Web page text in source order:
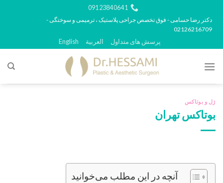
محتوا
09123840641
دکتر رضا حسامی - فوق تخصص جراحی پلاستیک ، ترمیمی و سوختگی -
02126216709
پرسش های متداول العربية English
ژل و بوتاکس
بوتاکس تهران
آنچه در این مطلب می‌خوانید